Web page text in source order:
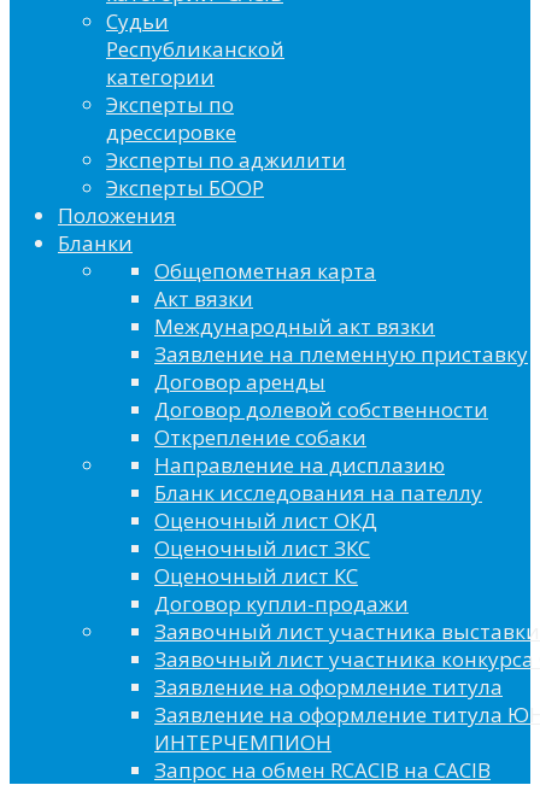
Судьи
Республиканской
категории
Эксперты по
дрессировке
Эксперты по аджилити
Эксперты БООР
Положения
Бланки
Общепометная карта
Акт вязки
Международный акт вязки
Заявление на племенную приставку
Договор аренды
Договор долевой собственности
Открепление собаки
Направление на дисплазию
Бланк исследования на пателлу
Оценочный лист ОКД
Оценочный лист ЗКС
Оценочный лист КС
Договор купли-продажи
Заявочный лист участника выставки
Заявочный лист участника конкурса
Заявление на оформление титула
Заявление на оформление титула
ИНТЕРЧЕМПИОН
Запрос на обмен RCACIB на CACIB